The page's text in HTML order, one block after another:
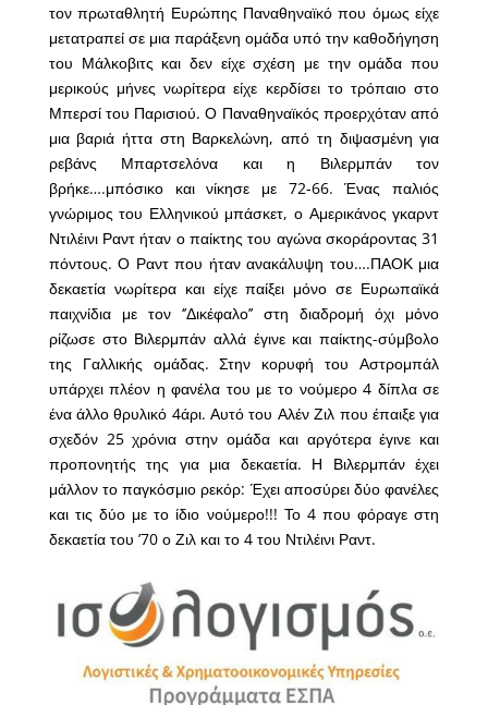
τον πρωταθλητή Ευρώπης Παναθηναϊκό που όμως είχε
μετατραπεί σε μια παράξενη ομάδα υπό την καθοδήγηση
του Μάλκοβιτς και δεν είχε σχέση με την ομάδα που
μερικούς μήνες νωρίτερα είχε κερδίσει το τρόπαιο στο
Μπερσί του Παρισιού. Ο Παναθηναϊκός προερχόταν από
μια βαριά ήττα στη Βαρκελώνη, από τη διψασμένη για
ρεβάνς Μπαρτσελόνα και η Βιλερμπάν τον
βρήκε….μπόσικο και νίκησε με 72-66. Ένας παλιός
γνώριμος του Ελληνικού μπάσκετ, ο Αμερικάνος γκαρντ
Ντιλέινι Ραντ ήταν ο παίκτης του αγώνα σκοράροντας 31
πόντους. Ο Ραντ που ήταν ανακάλυψη του….ΠΑΟΚ μια
δεκαετία νωρίτερα και είχε παίξει μόνο σε Ευρωπαϊκά
παιχνίδια με τον ‘’Δικέφαλο’’ στη διαδρομή όχι μόνο
ρίζωσε στο Βιλερμπάν αλλά έγινε και παίκτης-σύμβολο
της Γαλλικής ομάδας. Στην κορυφή του Αστρομπάλ
υπάρχει πλέον η φανέλα του με το νούμερο 4 δίπλα σε
ένα άλλο θρυλικό 4άρι. Αυτό του Αλέν Ζιλ που έπαιξε για
σχεδόν 25 χρόνια στην ομάδα και αργότερα έγινε και
προπονητής της για μια δεκαετία. Η Βιλερμπάν έχει
μάλλον το παγκόσμιο ρεκόρ: Έχει αποσύρει δύο φανέλες
και τις δύο με το ίδιο νούμερο!!! Το 4 που φόραγε στη
δεκαετία του ’70 ο Ζιλ και το 4 του Ντιλέινι Ραντ.